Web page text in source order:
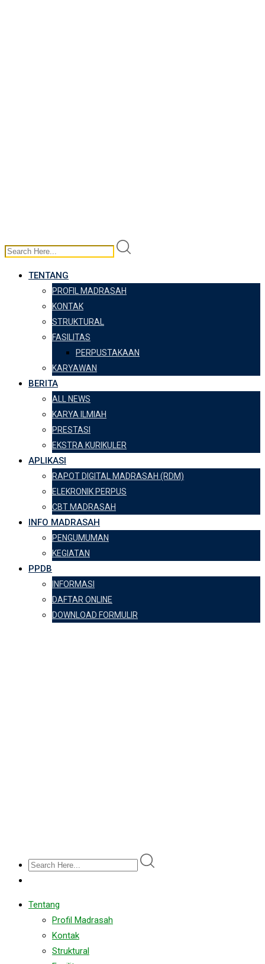
TENTANG
PROFIL MADRASAH
KONTAK
STRUKTURAL
FASILITAS
PERPUSTAKAAN
KARYAWAN
BERITA
ALL NEWS
KARYA ILMIAH
PRESTASI
EKSTRA KURIKULER
APLIKASI
RAPOT DIGITAL MADRASAH (RDM)
ELEKRONIK PERPUS
CBT MADRASAH
INFO MADRASAH
PENGUMUMAN
KEGIATAN
PPDB
INFORMASI
DAFTAR ONLINE
DOWNLOAD FORMULIR
Tentang
Profil Madrasah
Kontak
Struktural